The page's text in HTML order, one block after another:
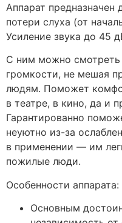
Аппарат
потери слуха (от
Усиление звука до 45
С ним можно смотреть
громкости, не мешая
людям. Поможет
в театре, в кино, да и
Гарантированно
неуютно из-за
в применении — им
пожилые люди.
Особенности аппарата:
Основным